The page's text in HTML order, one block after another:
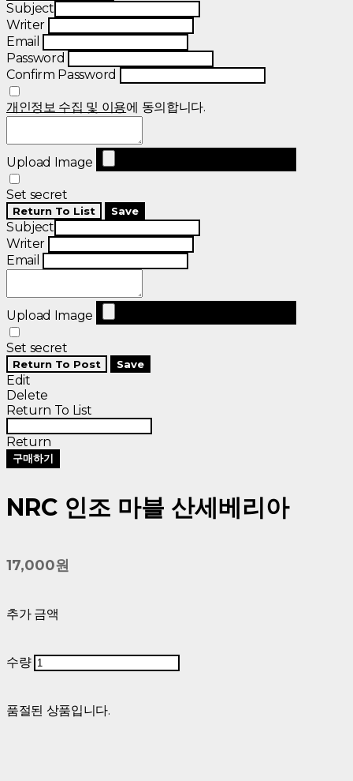
Subject
Writer
Email
Password
Confirm Password
개인정보 수집 및 이용에 동의합니다.
Upload Image
Set secret
Return To List Save
Subject
Writer
Email
Upload Image
Set secret
Return To Post Save
Edit
Delete
Return To List
Return
구매하기
NRC 인조 마블 산세베리아
17,000원
추가 금액
수량
품절된 상품입니다.